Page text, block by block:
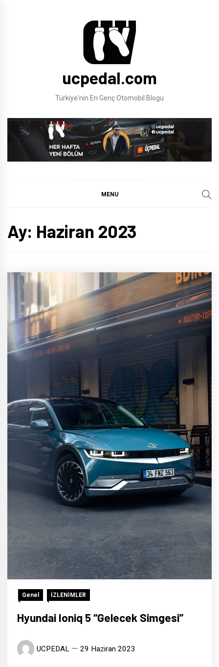
ucpedal.com
Türkiye'nin En Genç Otomobil Blogu
MENU
Ay: Haziran 2023
Genel İZLENİMLER
Hyundai Ioniq 5 “Gelecek Simgesi”
UCPEDAL 29 Haziran 2023